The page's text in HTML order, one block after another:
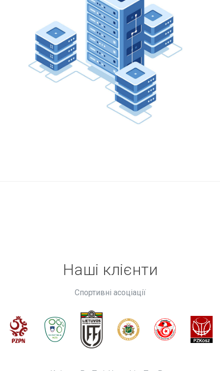
Наші клієнти
Спортивні асоціації